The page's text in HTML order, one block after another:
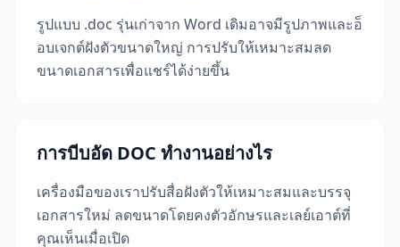
รูปแบบ .doc รุ่นเก่าจาก Word เดิมอาจมีรูปภาพและอ็
อบเจกต์ฝังตัวขนาดใหญ่ การปรับให้เหมาะสมลด
ขนาดเอกสารเพื่อแชร์ได้ง่ายขึ้น
การบีบอัด DOC ทำงานอย่างไร
เครื่องมือของเราปรับสื่อฝังตัวให้เหมาะสมและบรรจุ
เอกสารใหม่ ลดขนาดโดยคงตัวอักษรและเลย์เอาต์ที่
คุณเห็นเมื่อเปิด